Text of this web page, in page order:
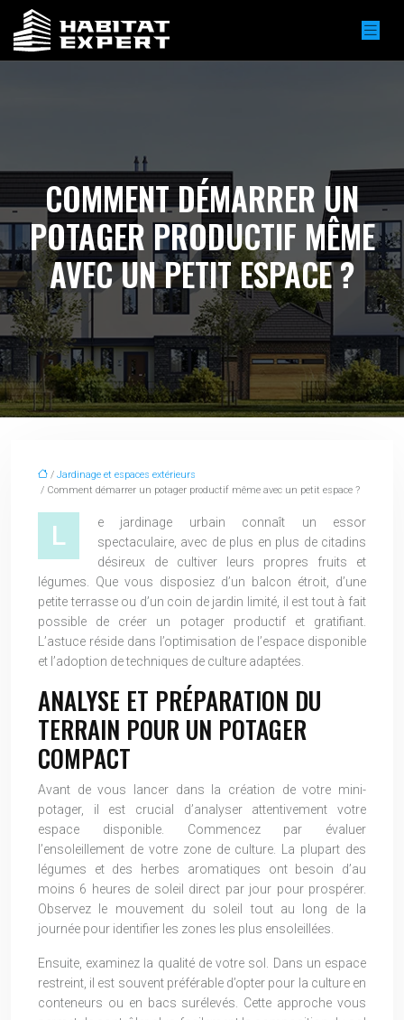
COMMENT DÉMARRER UN
POTAGER PRODUCTIF MÊME
AVEC UN PETIT ESPACE ?
/ Jardinage et espaces extérieurs
/ Comment démarrer un potager productif même avec un petit espace ?
L
e jardinage urbain connaît un essor
spectaculaire, avec de plus en plus de citadins
désireux de cultiver leurs propres fruits et
légumes. Que vous disposiez d’un balcon étroit, d’une
petite terrasse ou d’un coin de jardin limité, il est tout à fait
possible de créer un potager productif et gratifiant.
L’astuce réside dans l’optimisation de l’espace disponible
et l’adoption de techniques de culture adaptées.
ANALYSE ET PRÉPARATION DU
TERRAIN POUR UN POTAGER
COMPACT
Avant de vous lancer dans la création de votre mini-
potager, il est crucial d’analyser attentivement votre
espace disponible. Commencez par évaluer
l’ensoleillement de votre zone de culture. La plupart des
légumes et des herbes aromatiques ont besoin d’au
moins 6 heures de soleil direct par jour pour prospérer.
Observez le mouvement du soleil tout au long de la
journée pour identifier les zones les plus ensoleillées.
Ensuite, examinez la qualité de votre sol. Dans un espace
restreint, il est souvent préférable d’opter pour la culture en
conteneurs ou en bacs surélevés. Cette approche vous